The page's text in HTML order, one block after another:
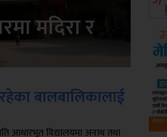
मदिरा र
बालबालिकालाई
आधारभूत विद्यालयमा अनाथ तथा